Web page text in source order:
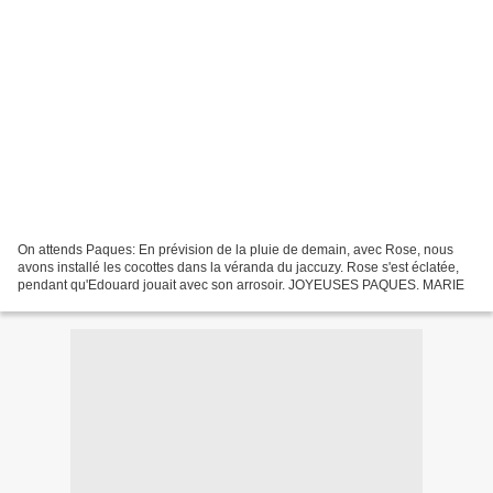
On attends Paques: En prévision de la pluie de demain, avec Rose, nous
avons installé les cocottes dans la véranda du jaccuzy. Rose s'est éclatée,
pendant qu'Edouard jouait avec son arrosoir. JOYEUSES PAQUES. MARIE